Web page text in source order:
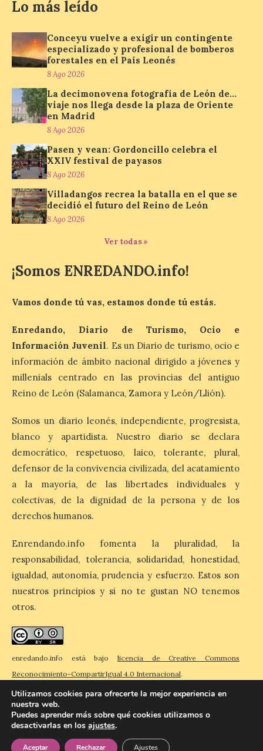
de…viaje. Una iniciativa
organizado por la sección
juvenil de la Asociación
Conceyu País Llionés y el Diario de
Turismo, Ocio e Información para
jóvenes “Enredando.info”. Pilar Aller Aller
nos envía la décimo […]
Los minerales y sus usos
más comunes centran la
nueva exposición del
Museo de la Siderurgia y
la Minería de Sabero
8 Ago 2026
inaugurará el sábado día 8
de agosto a las doce y
durante la ‘Feria de
minerales, rocas y fósiles de Castilla y
mes de noviembre, con […]
La Bañeza inicia sus
fiestas con el pregón a
cargo de Arturo Martínez
El Ayuntamiento de La
Bañeza designa a Arturo
Martínez Matilla como
pregonero de las Fiestas
2026. Tendrá lugar este
sábado 8 de agosto a las 21,00 horas en el
Matilla, […]
La I Feria de la Cerveza
Artesana de Astorga
acogida del público
8 Ago 2026
con la presencia del
Luis Nieto, que se acercó
hasta la feria acompañado
Cancillo Carro. Astorga, 8 de agosto de
Lo más leído
Conceyu vuelve a exigir un contingente
especializado y profesional de bomberos
forestales en el País Leonés
8 Ago 2026
La decimonovena fotografía de León de…
viaje nos llega desde la plaza de Oriente
en Madrid
8 Ago 2026
Pasen y vean: Gordoncillo celebra el
XXIV festival de payasos
8 Ago 2026
Villadangos recrea la batalla en el que se
decidió el futuro del Reino de León
8 Ago 2026
Ver todas »
¡Somos ENREDANDO.info!
Vamos donde tú vas, estamos donde tú estás.
Enredando, Diario de Turismo, Ocio e
Información Juvenil. Es un Diario de turismo, ocio e
información de ámbito nacional dirigido a jóvenes y
millenials centrado en las provincias del antiguo
Reino de León (Salamanca, Zamora y León/Llión).
Somos un diario leonés, independiente, progresista,
blanco y apartidista. Nuestro diario se declara
democrático, respetuoso, laico, tolerante, plural,
defensor de la convivencia civilizada, del acatamiento
a la mayoría, de las libertades individuales y
colectivas, de la dignidad de la persona y de los
derechos humanos.
Enrendando.info fomenta la pluralidad, la
responsabilidad, tolerancia, solidaridad, honestidad,
igualdad, autonomía, prudencia y esfuerzo. Estos son
nuestros principios y si no te gustan NO tenemos
otros.
enredando.info está bajo licencia de Creative Commons
Reconocimiento-CompartirIgual 4.0 Internacional.
© 2026 Enredando Política de privacidad
Utilizamos cookies para ofrecerte la mejor experiencia en
nuestra web.
Puedes aprender más sobre qué cookies utilizamos o
desactivarlas en los ajustes.
Aceptar Rechazar Ajustes